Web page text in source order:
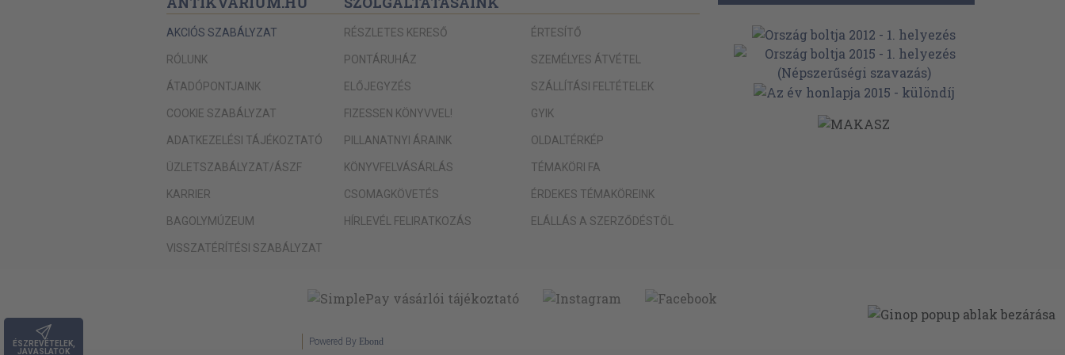
ÉSZREVÉTELEK,
JAVASLATOK
AKCIÓS SZABÁLYZAT
RÓLUNK
ÁTADÓPONTJAINK
COOKIE SZABÁLYZAT
ADATKEZELÉSI TÁJÉKOZTATÓ
ÜZLETSZABÁLYZAT/ÁSZF
KARRIER
BAGOLYMÚZEUM
VISSZATÉRÍTÉSI SZABÁLYZAT
RÉSZLETES KERESŐ
PONTÁRUHÁZ
ELŐJEGYZÉS
FIZESSEN KÖNYVVEL!
PILLANATNYI ÁRAINK
KÖNYVFELVÁSÁRLÁS
CSOMAGKÖVETÉS
HÍRLEVÉL FELIRATKOZÁS
ÉRTESÍTŐ
SZEMÉLYES ÁTVÉTEL
SZÁLLÍTÁSI FELTÉTELEK
GYIK
OLDALTÉRKÉP
TÉMAKÖRI FA
ÉRDEKES TÉMAKÖREINK
ELÁLLÁS A SZERZŐDÉSTŐL
Powered By Ebond